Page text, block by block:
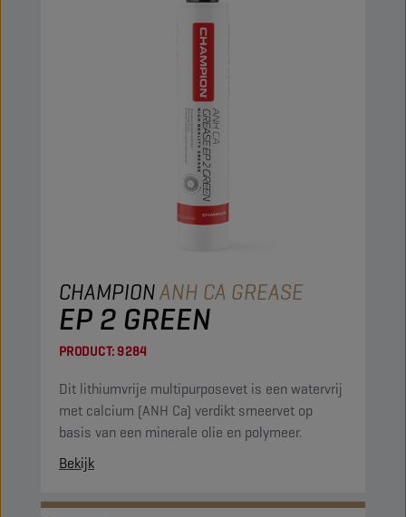
CHAMPIONANH CA GREASE
EP 2 GREEN
PRODUCT:9284
Dit lithiumvrije multipurposevet is een watervrij
met calcium (ANH Ca) verdikt smeervet op
basis van een minerale olie en polymeer.
Bekijk